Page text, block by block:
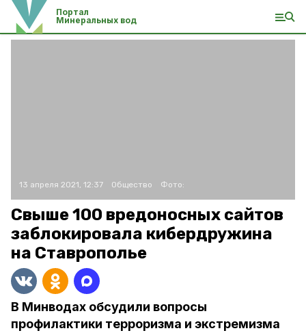
Портал
Минеральных вод
13 апреля 2021, 12:37 Общество Фото:
Свыше 100 вредоносных сайтов
заблокировала кибердружина
на Ставрополье
В Минводах обсудили вопросы
профилактики терроризма и экстремизма